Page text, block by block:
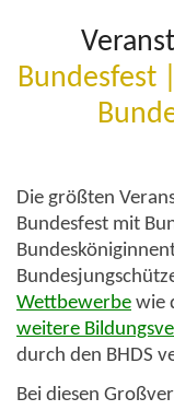
Bundesfest
Die größten
Bundesfest mit
Wettbewerbe wie
weitere
durch den BHDS
Bei diesen